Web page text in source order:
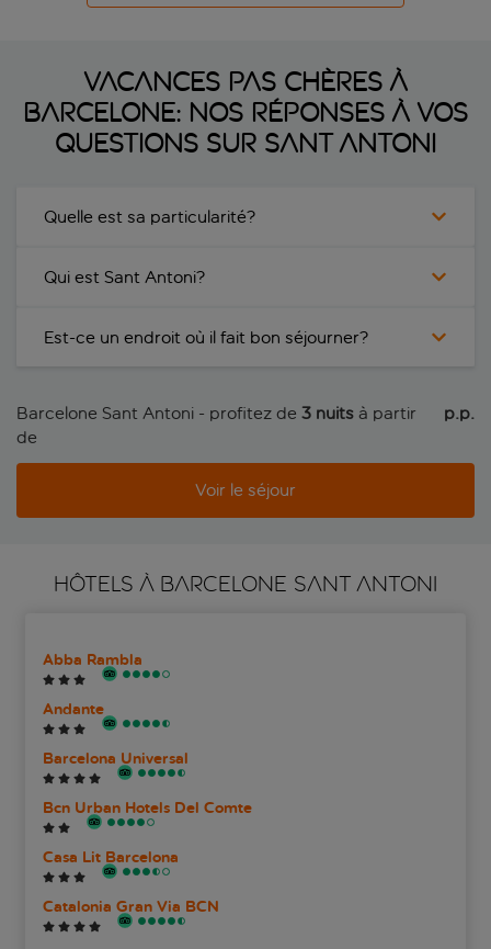
Vacances pas chères à
Barcelone: nos réponses à vos
questions sur Sant Antoni
Quelle est sa particularité?
Qui est Sant Antoni?
Est-ce un endroit où il fait bon séjourner?
Barcelone Sant Antoni - profitez de 3 nuits à partir
de
p.p.
Voir le séjour
HÔTELS À BARCELONE SANT ANTONI
Abba Rambla
Andante
Barcelona Universal
Bcn Urban Hotels Del Comte
Casa Lit Barcelona
Catalonia Gran Via BCN